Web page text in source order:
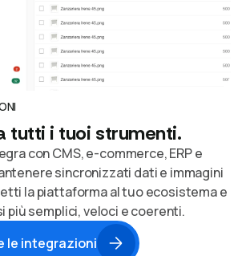
tutti i tuoi strumenti.
con CMS, e-commerce, ERP e
sincronizzati dati e immagini
la piattaforma al tuo ecosistema e
più semplici, veloci e coerenti.
le integrazioni